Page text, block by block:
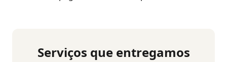
Serviços que entregamos